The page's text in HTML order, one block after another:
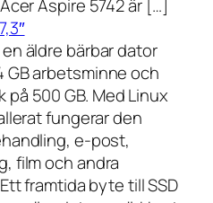
Aspire 5742 är […]
äldre bärbar dator
GB arbetsminne och
500 GB. Med Linux
fungerar den
e-post,
film och andra
framtida byte till SSD